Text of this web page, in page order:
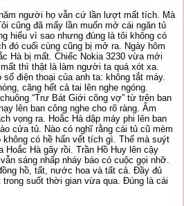
người họ vẫn cứ lần lượt mất tích. Mà
cũng đã mấy lần muốn mở cái ngăn tủ
hiểu vì sao nhưng đúng là tôi không có
đó cuối cùng cũng bị mở ra. Ngày hôm
Hà bị mất. Chiếc Nokia 3230 vừa mới
thì thật là làm người ta quá xót xa.
số điện thoại của anh ta: không tắt máy.
căng hết cả tai lên nghe ngóng.
“Trư Bát Giới cõng vợ” từ trên ban
lên ban công nghe cho rõ ràng. Âm
vọng ra. Hoắc Hà dập máy phi lên ban
cửa tủ. Nào có nghĩ rằng cái tủ cũ mèm
không có hề hấn vết tích gì. Thế mà suýt
Hoắc Hà gãy rồi. Trần Hồ Huy lên cậy
sáng nhấp nháy báo có cuộc gọi nhỡ.
hồ, tất, nước hoa và tất cả. Đầy đủ
suốt thời gian vừa qua. Đúng là cái